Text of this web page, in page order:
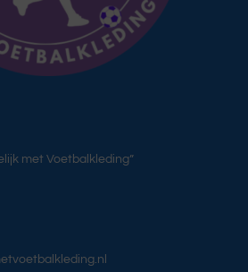
met Voetbalkleding”